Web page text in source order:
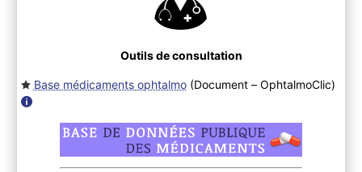
Outils de consultation
Base médicaments ophtalmo(Document – OphtalmoClic)